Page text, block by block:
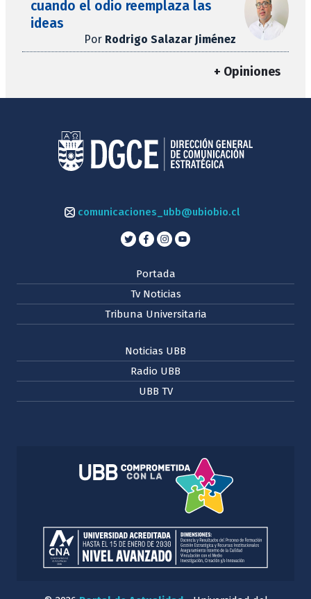
cuando el odio reemplaza las
ideas
Por Rodrigo Salazar Jiménez
+ Opiniones
comunicaciones_ubb@ubiobio.cl
Portada
Tv Noticias
Tribuna Universitaria
Noticias UBB
Radio UBB
UBB TV